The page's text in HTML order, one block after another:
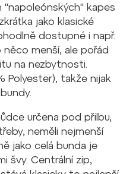
"napoleónských" kapes
jako klasické
dostupné i např.
něco menší, ale pořád
na nezbytnosti.
Polyester), takže nijak
určena pod přilbu,
neměli nejmenší
jako celá bunda je
švy. Centrální zip,